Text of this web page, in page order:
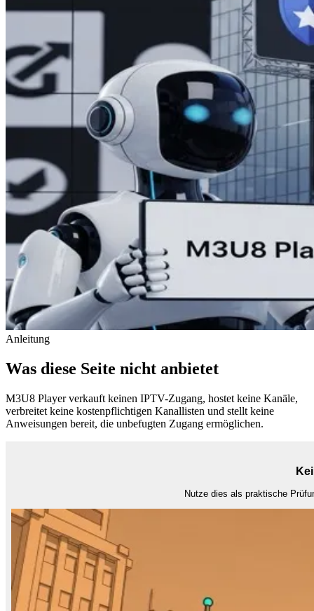
Anleitung
Was diese Seite nicht anbietet
M3U8 Player verkauft keinen IPTV-Zugang, hostet keine Kanäle,
verbreitet keine kostenpflichtigen Kanallisten und stellt keine
Anweisungen bereit, die unbefugten Zugang ermöglichen.
Nutze dies als praktische